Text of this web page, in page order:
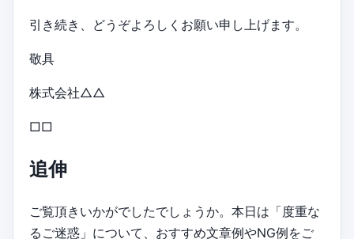
引き続き、どうぞよろしくお願い申し上げます。
敬具
株式会社△△
□□
追伸
ご覧頂きいかがでしたでしょうか。本日は「度重な
るご迷惑」について、おすすめ文章例やNG例をご